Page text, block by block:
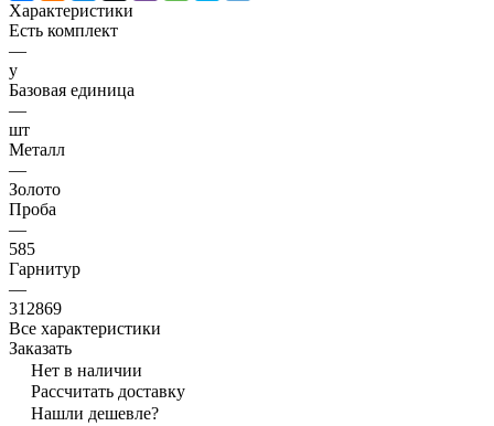
Характеристики
Есть комплект
—
y
Базовая единица
—
шт
Металл
—
Золото
Проба
—
585
Гарнитур
—
312869
Все характеристики
Заказать
Нет в наличии
Рассчитать доставку
Нашли дешевле?